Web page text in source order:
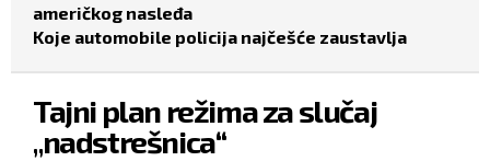
američkog nasleđa
Koje automobile policija najčešće zaustavlja
Tajni plan režima za slučaj
„nadstrešnica“